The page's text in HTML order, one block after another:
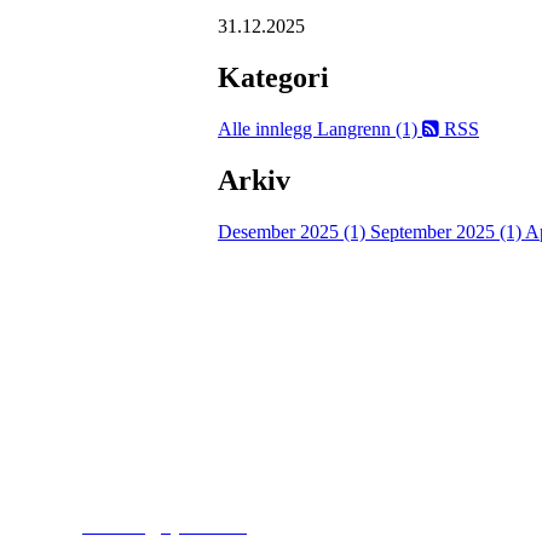
31.12.2025
Kategori
Alle innlegg Langrenn (1) RSS
Arkiv
Desember 2025 (1) September 2025 (1)